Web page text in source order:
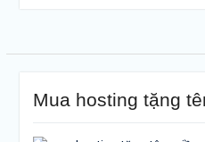
Mua hosting tặng